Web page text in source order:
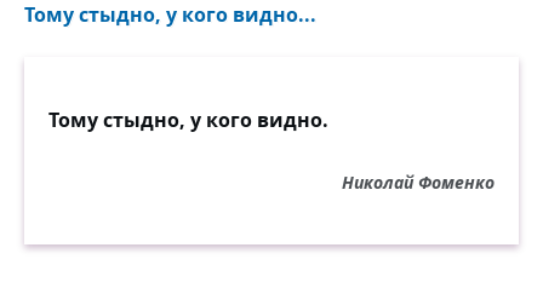
Тому стыдно, у кого видно...
Тому стыдно, у кого видно.
Николай Фоменко